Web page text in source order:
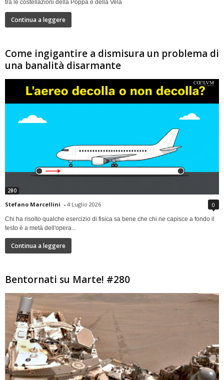
tra le costellazioni della Poppa e della Vela
Continua a leggere
Come ingigantire a dismisura un problema di
una banalità disarmante
280
Stefano Marcellini - 4 Luglio 2026 0
Chi ha risolto qualche esercizio di fisica sa bene che chi ne capisce a fondo il
testo è a metà dell'opera...
Continua a leggere
Bentornati su Marte! #280